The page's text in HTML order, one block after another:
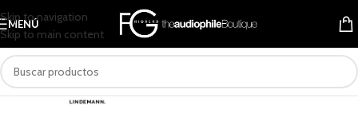
Skip to navigation
Skip to main content
MENÚ